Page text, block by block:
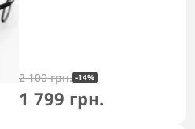
2 100 грн. -14%
1 799 грн.